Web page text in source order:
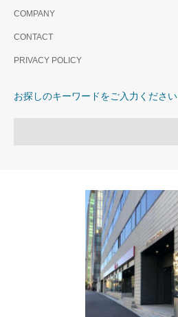
COMPANY
CONTACT
PRIVACY POLICY
お探しのキーワードをご入力ください